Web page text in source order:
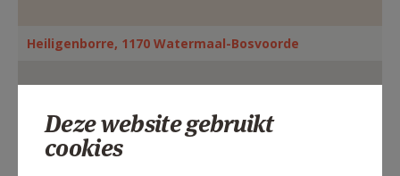
Heiligenborre, 1170 Watermaal-Bosvoorde
Deze website gebruikt
cookies